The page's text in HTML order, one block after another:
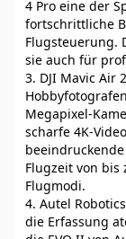
4 Pro eine der
fortschrittliche
Flugsteuerung.
sie auch für
3. DJI Mavic Air
Megapixel-
scharfe 4K-
Flugzeit von
Flugmodi.
4. Autel
die Erfassung